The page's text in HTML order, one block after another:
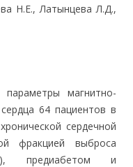
Н.Е., Латынцева Л.Д.,
магнитно-
64 пациентов в
сердечной
фракцией выброса
предиабетом и